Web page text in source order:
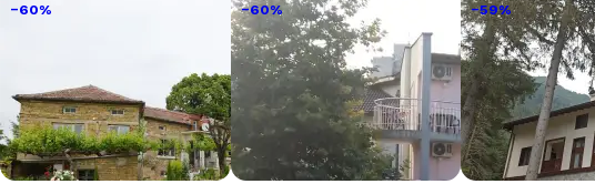
−60%
Villa Vin Santo
−60%
Familia Fantastiko
−59%
Комплекс
гнездо